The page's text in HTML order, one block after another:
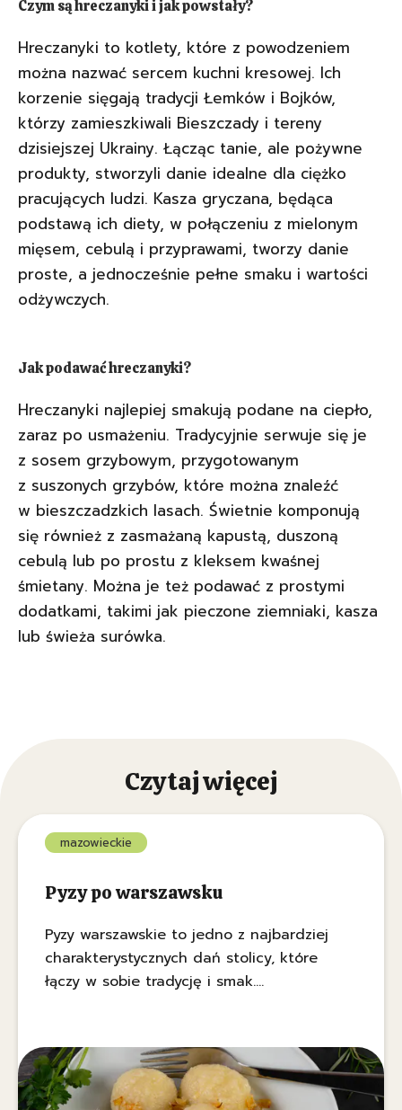
Czym są hreczanyki i jak powstały?
Hreczanyki to kotlety, które z powodzeniem
można nazwać sercem kuchni kresowej. Ich
korzenie sięgają tradycji Łemków i Bojków,
którzy zamieszkiwali Bieszczady i tereny
dzisiejszej Ukrainy. Łącząc tanie, ale pożywne
produkty, stworzyli danie idealne dla ciężko
pracujących ludzi. Kasza gryczana, będąca
podstawą ich diety, w połączeniu z mielonym
mięsem, cebulą i przyprawami, tworzy danie
proste, a jednocześnie pełne smaku i wartości
odżywczych.
Jak podawać hreczanyki?
Hreczanyki najlepiej smakują podane na ciepło,
zaraz po usmażeniu. Tradycyjnie serwuje się je
z sosem grzybowym, przygotowanym
z suszonych grzybów, które można znaleźć
w bieszczadzkich lasach. Świetnie komponują
się również z zasmażaną kapustą, duszoną
cebulą lub po prostu z kleksem kwaśnej
śmietany. Można je też podawać z prostymi
dodatkami, takimi jak pieczone ziemniaki, kasza
lub świeża surówka.
Czytaj więcej
mazowieckie
Pyzy po warszawsku
Pyzy warszawskie to jedno z najbardziej
charakterystycznych dań stolicy, które
łączy w sobie tradycję i smak.
kule z mięsnym farszem, polane skwarkami
cieszą się niesłabnącą popularnością wśród
mieszkańców Warszawy i turystów.